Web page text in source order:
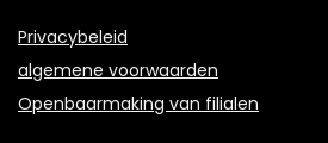
Privacybeleid
algemene voorwaarden
Openbaarmaking van filialen